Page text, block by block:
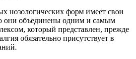
нозологических форм имеет свои
они объединены одним и самым
который представлен, прежде
обязательно присутствует в